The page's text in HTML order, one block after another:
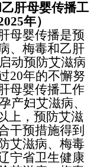
肝母婴传播工
年）
婴传播是预
、梅毒和乙肝
动预防艾滋病
20年的不懈努
母婴传播工作
产妇艾滋病、
上，预防艾滋
干预措施得到
艾滋病、梅毒
宁省卫生健康